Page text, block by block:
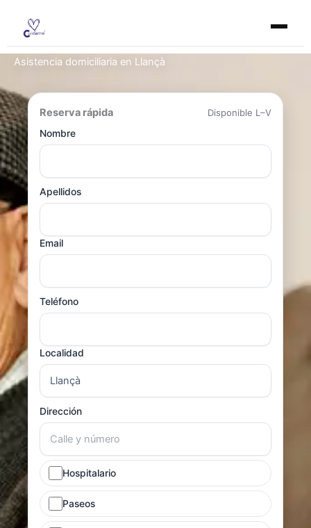
contenido
Asistencia domiciliaria en Llançà
Reserva rápida
Disponible L–V
Nombre
Apellidos
Email
Teléfono
Localidad
Dirección
Hospitalario
Paseos